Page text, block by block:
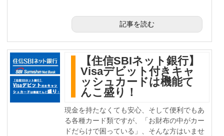
記事を読む
【住信SBIネット銀行】
Visaデビット付きキャ
ッシュカードは機能て
んこ盛り！
現金を持たなくても安心、そして便利でもあ
る各種カード類ですが、「お財布の中がカー
ドだらけで困っている」、そんな方はいませ